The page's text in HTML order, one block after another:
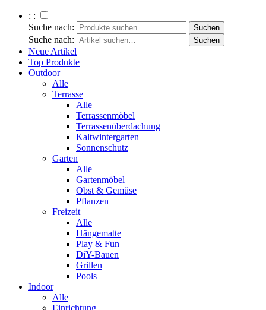
: :
Suche nach:
Suche nach:
Neue Artikel
Top Produkte
Outdoor
Alle
Terrasse
Alle
Terrassenmöbel
Terrassenüberdachung
Kaltwintergarten
Sonnenschutz
Garten
Alle
Gartenmöbel
Obst & Gemüse
Pflanzen
Freizeit
Alle
Hängematte
Play & Fun
DiY-Bauen
Grillen
Pools
Indoor
Alle
Einrichtung